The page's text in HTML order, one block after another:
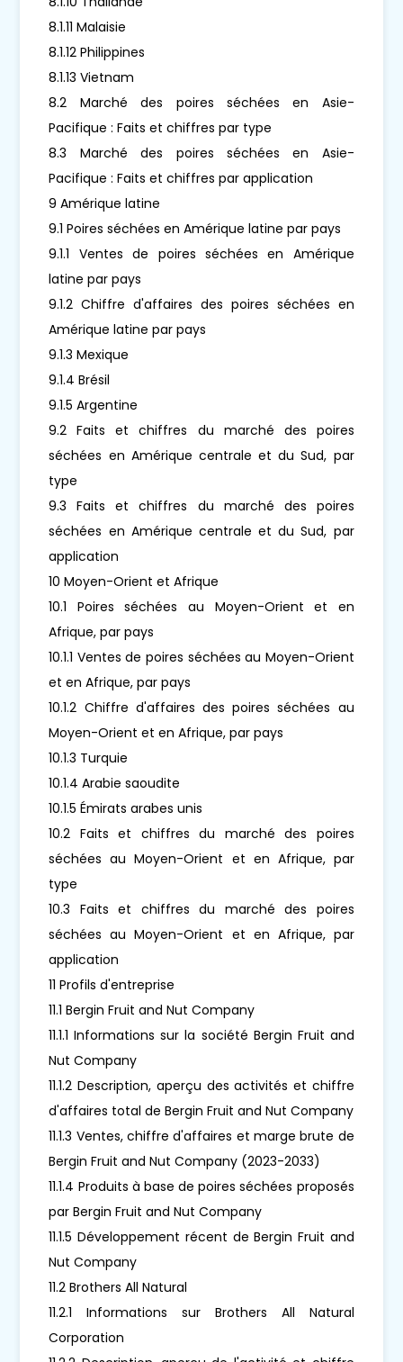
8.1.11 Malaisie
8.1.12 Philippines
8.1.13 Vietnam
8.2 Marché des poires séchées en Asie-
Pacifique : Faits et chiffres par type
8.3 Marché des poires séchées en Asie-
Pacifique : Faits et chiffres par application
9 Amérique latine
9.1 Poires séchées en Amérique latine par pays
9.1.1 Ventes de poires séchées en Amérique
latine par pays
9.1.2 Chiffre d'affaires des poires séchées en
Amérique latine par pays
9.1.3 Mexique
9.1.4 Brésil
9.1.5 Argentine
9.2 Faits et chiffres du marché des poires
séchées en Amérique centrale et du Sud, par
type
9.3 Faits et chiffres du marché des poires
séchées en Amérique centrale et du Sud, par
application
10 Moyen-Orient et Afrique
10.1 Poires séchées au Moyen-Orient et en
Afrique, par pays
10.1.1 Ventes de poires séchées au Moyen-Orient
et en Afrique, par pays
10.1.2 Chiffre d'affaires des poires séchées au
Moyen-Orient et en Afrique, par pays
10.1.3 Turquie
10.1.4 Arabie saoudite
10.1.5 Émirats arabes unis
10.2 Faits et chiffres du marché des poires
séchées au Moyen-Orient et en Afrique, par
type
10.3 Faits et chiffres du marché des poires
séchées au Moyen-Orient et en Afrique, par
application
11 Profils d'entreprise
11.1 Bergin Fruit and Nut Company
11.1.1 Informations sur la société Bergin Fruit and
Nut Company
11.1.2 Description, aperçu des activités et chiffre
d'affaires total de Bergin Fruit and Nut Company
11.1.3 Ventes, chiffre d'affaires et marge brute de
Bergin Fruit and Nut Company (2023-2033)
11.1.4 Produits à base de poires séchées proposés
par Bergin Fruit and Nut Company
11.1.5 Développement récent de Bergin Fruit and
Nut Company
11.2 Brothers All Natural
11.2.1 Informations sur Brothers All Natural
Corporation